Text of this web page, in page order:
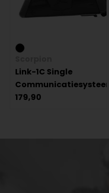
Link-1C Single
Communicatiesysteem
179,90